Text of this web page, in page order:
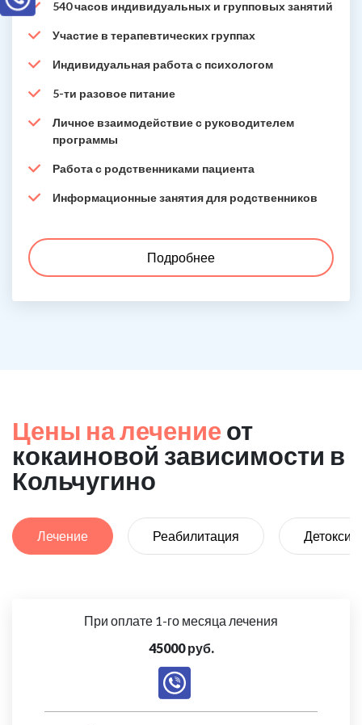
540 часов индивидуальных и групповых занятий
Участие в терапевтических группах
Индивидуальная работа с психологом
5-ти разовое питание
Личное взаимодействие с руководителем
программы
Работа с родственниками пациента
Информационные занятия для родственников
Подробнее
Цены на лечение от
кокаиновой зависимости в
Кольчугино
Лечение Реабилитация
При оплате 1-го месяца лечения
45000 руб.